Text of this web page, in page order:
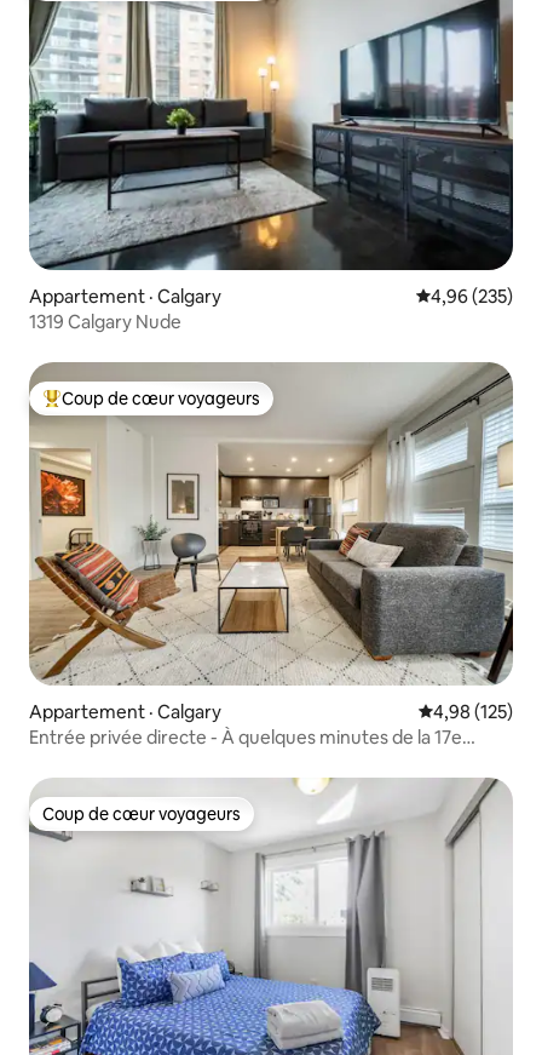
Appartement · Calgary Note
4,96 (235)
1319 Calgary Nude
Coup de cœur voyageurs parmi les plus aimés
Coup de cœur voyageurs
Appartement · Calgary Note
4,98 (125)
Entrée privée directe - À quelques minutes de la 17e
Coup de cœur voyageurs
Coup de cœur voyageurs